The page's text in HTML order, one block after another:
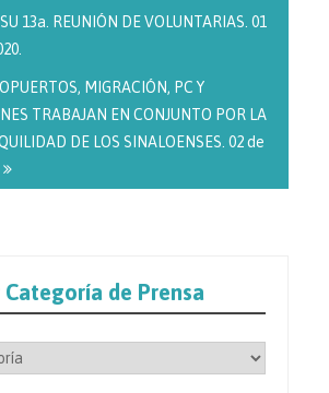
13a. REUNIÓN DE VOLUNTARIAS. 01
MIGRACIÓN, PC Y
TRABAJAN EN CONJUNTO POR LA
DE LOS SINALOENSES. 02 de
de Prensa